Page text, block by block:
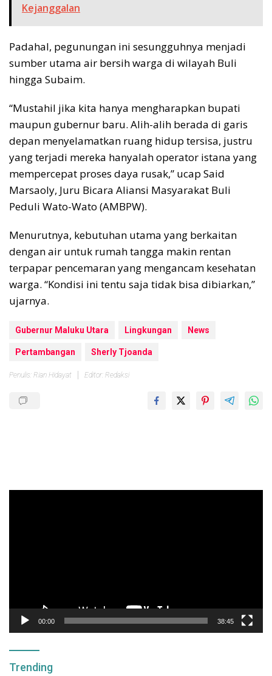
Kejanggalan
Padahal, pegunungan ini sesungguhnya menjadi
sumber utama air bersih warga di wilayah Buli
hingga Subaim.
“Mustahil jika kita hanya mengharapkan bupati
maupun gubernur baru. Alih-alih berada di garis
depan menyelamatkan ruang hidup tersisa, justru
yang terjadi mereka hanyalah operator istana yang
mempercepat proses daya rusak,” ucap Said
Marsaoly, Juru Bicara Aliansi Masyarakat Buli
Peduli Wato-Wato (AMBPW).
Menurutnya, kebutuhan utama yang berkaitan
dengan air untuk rumah tangga makin rentan
terpapar pencemaran yang mengancam kesehatan
warga. “Kondisi ini tentu saja tidak bisa dibiarkan,”
ujarnya.
Gubernur Maluku Utara Lingkungan News
Pertambangan Sherly Tjoanda
Penulis: Rian Hidayat Editor: Redaksi
00:00 38:45
Trending